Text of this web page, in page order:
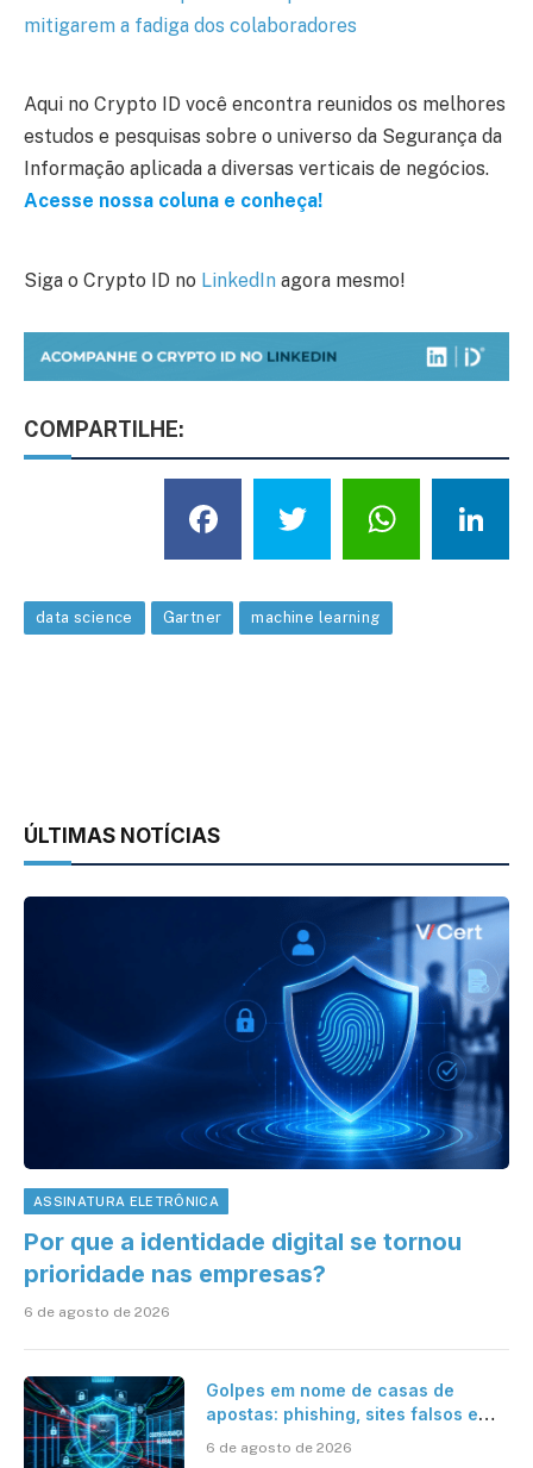
mitigarem a fadiga dos colaboradores
Aqui no Crypto ID você encontra reunidos os melhores
estudos e pesquisas sobre o universo da Segurança da
Informação aplicada a diversas verticais de negócios.
Acesse nossa coluna e conheça!
Siga o Crypto ID no LinkedIn agora mesmo!
COMPARTILHE:
Facebook
Twitter
data science Gartner machine learning
ÚLTIMAS NOTÍCIAS
ASSINATURA ELETRÔNICA
Por que a identidade digital se tornou
prioridade nas empresas?
6 de agosto de 2026
Golpes em nome de casas de
apostas: phishing, sites falsos e
6 de agosto de 2026